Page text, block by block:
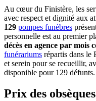
Au cœur du Finistère, les
avec respect et dignité aux
129 pompes funèbres
personnelle est au premier
décès en agence par mois
funérariums répartis dans le
et serein pour se recueillir,
disponible pour 129 défunts.
Prix des